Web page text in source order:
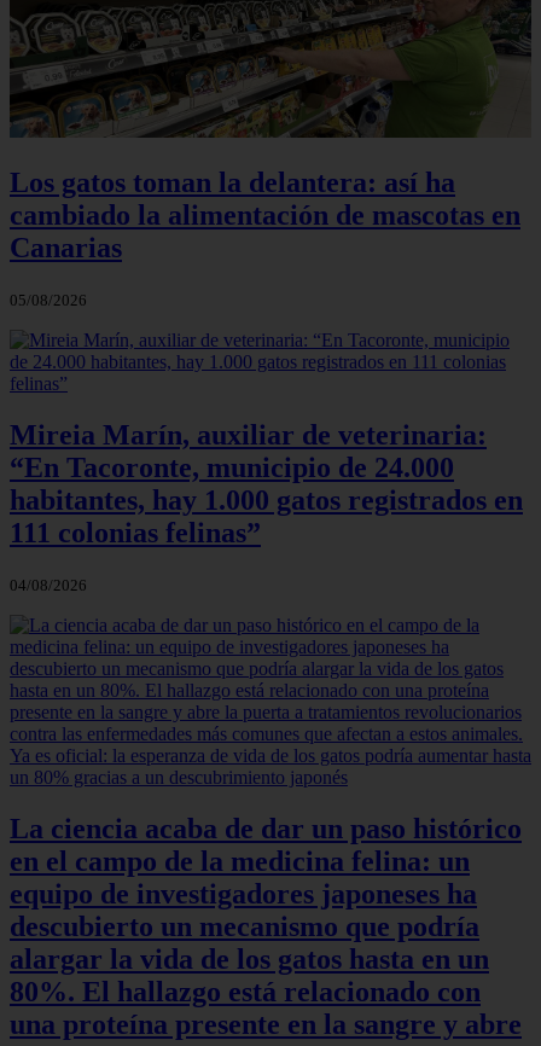
Los gatos toman la delantera: así ha
cambiado la alimentación de mascotas en
Canarias
05/08/2026
Mireia Marín, auxiliar de veterinaria:
“En Tacoronte, municipio de 24.000
habitantes, hay 1.000 gatos registrados en
111 colonias felinas”
04/08/2026
La ciencia acaba de dar un paso histórico
en el campo de la medicina felina: un
equipo de investigadores japoneses ha
descubierto un mecanismo que podría
alargar la vida de los gatos hasta en un
80%. El hallazgo está relacionado con
una proteína presente en la sangre y abre